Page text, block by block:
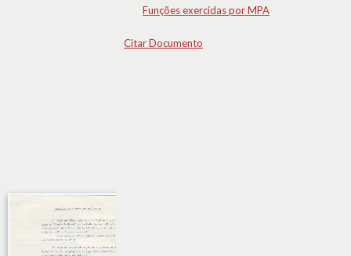
Funções exercidas por MPA
Citar Documento